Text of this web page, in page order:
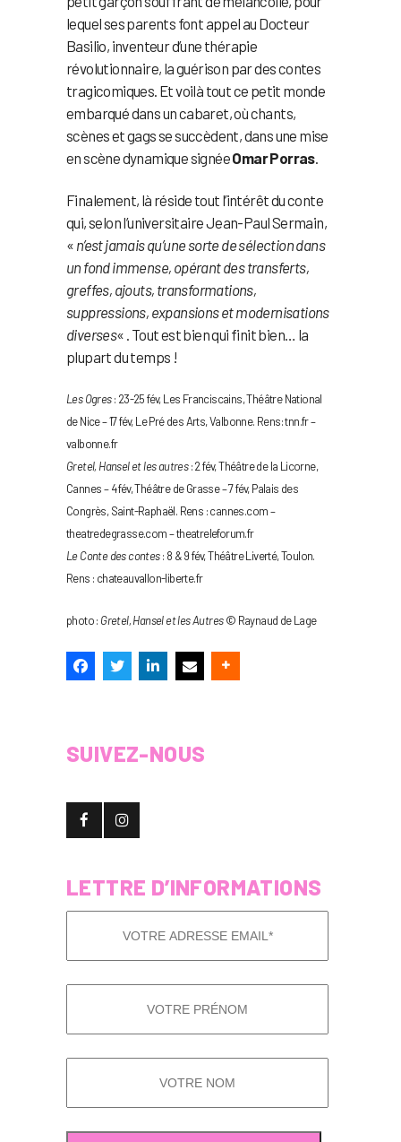
lequel ses parents font appel au Docteur
Basilio, inventeur d’une thérapie
révolutionnaire, la guérison par des contes
tragicomiques. Et voilà tout ce petit monde
embarqué dans un cabaret, où chants,
scènes et gags se succèdent, dans une mise
en scène dynamique signéeOmar Porras.
Finalement, là réside tout l’intérêt du conte
qui, selon l’universitaire Jean-Paul Sermain,
« n’est jamais qu’une sorte de sélection dans
un fond immense, opérant des transferts,
greffes, ajouts, transformations,
suppressions, expansions et modernisations
diverses« . Tout est bien qui finit bien… la
plupart du temps !
Les Ogres: 23-25 fév, Les Franciscains, Théâtre National
de Nice – 17 fév, Le Pré des Arts, Valbonne. Rens: tnn.fr –
valbonne.fr
Gretel, Hansel et les autres: 2 fév, Théâtre de la Licorne,
Cannes – 4 fév, Théâtre de Grasse – 7 fév, Palais des
Congrès, Saint-Raphaël. Rens : cannes.com –
theatredegrasse.com – theatreleforum.fr
Le Conte des contes: 8 & 9 fév, Théâtre Liverté, Toulon.
Rens : chateauvallon-liberte.fr
photo : Gretel, Hansel et les Autres© Raynaud de Lage
SUIVEZ-NOUS
LETTRE D’INFORMATIONS